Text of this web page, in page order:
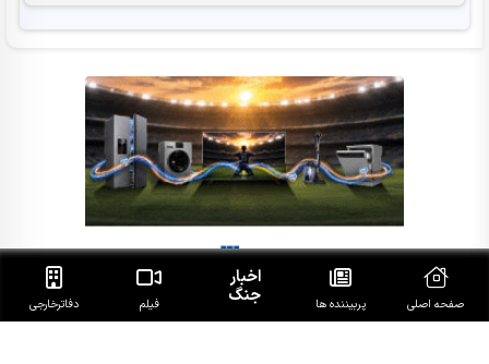
صفحه اصلی پربیننده ها
اخبار
جنگ فیلم دفاتر‌خارجی